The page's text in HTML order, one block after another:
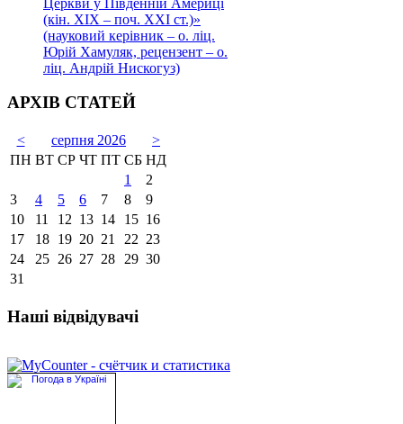
(кін. ХІХ – поч. ХХІ ст.)»
(науковий керівник – о. ліц.
Юрій Хамуляк, рецензент – о.
ліц. Андрій Нискогуз)
АРХІВ СТАТЕЙ
< серпня 2026
>
ПН ВТ СР ЧТ ПТ СБ НД
1
2
3
4 5 6 7 8
9
10
11 12 13 14 15 16
17
18 19 20 21 22 23
24
25 26 27 28 29 30
31
Наші відвідувачі